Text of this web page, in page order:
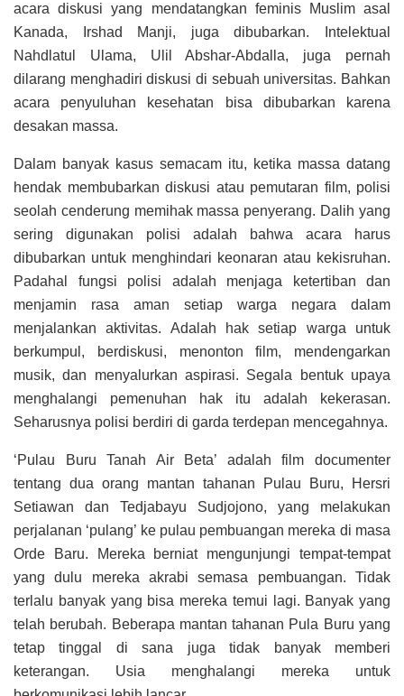
acara diskusi yang mendatangkan feminis Muslim asal
Kanada, Irshad Manji, juga dibubarkan. Intelektual
Nahdlatul Ulama, Ulil Abshar-Abdalla, juga pernah
dilarang menghadiri diskusi di sebuah universitas. Bahkan
acara penyuluhan kesehatan bisa dibubarkan karena
desakan massa.
Dalam banyak kasus semacam itu, ketika massa datang
hendak membubarkan diskusi atau pemutaran film, polisi
seolah cenderung memihak massa penyerang. Dalih yang
sering digunakan polisi adalah bahwa acara harus
dibubarkan untuk menghindari keonaran atau kekisruhan.
Padahal fungsi polisi adalah menjaga ketertiban dan
menjamin rasa aman setiap warga negara dalam
menjalankan aktivitas. Adalah hak setiap warga untuk
berkumpul, berdiskusi, menonton film, mendengarkan
musik, dan menyalurkan aspirasi. Segala bentuk upaya
menghalangi pemenuhan hak itu adalah kekerasan.
Seharusnya polisi berdiri di garda terdepan mencegahnya.
‘Pulau Buru Tanah Air Beta’ adalah film documenter
tentang dua orang mantan tahanan Pulau Buru, Hersri
Setiawan dan Tedjabayu Sudjojono, yang melakukan
perjalanan ‘pulang’ ke pulau pembuangan mereka di masa
Orde Baru. Mereka berniat mengunjungi tempat-tempat
yang dulu mereka akrabi semasa pembuangan. Tidak
terlalu banyak yang bisa mereka temui lagi. Banyak yang
telah berubah. Beberapa mantan tahanan Pula Buru yang
tetap tinggal di sana juga tidak banyak memberi
keterangan. Usia menghalangi mereka untuk